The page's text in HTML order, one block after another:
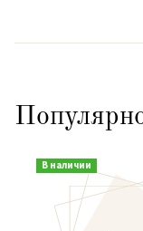
В наличии